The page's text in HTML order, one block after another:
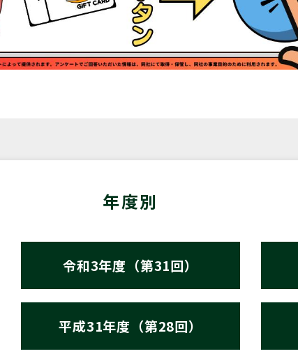
年度別
令和3年度（第31回）
平成31年度（第28回）